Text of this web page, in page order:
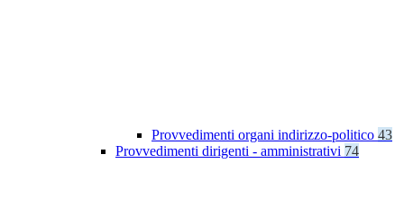
Provvedimenti organi indirizzo-politico 43
Provvedimenti dirigenti - amministrativi 74